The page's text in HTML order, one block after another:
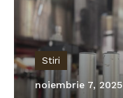
Stiri
noiembrie 7, 2025